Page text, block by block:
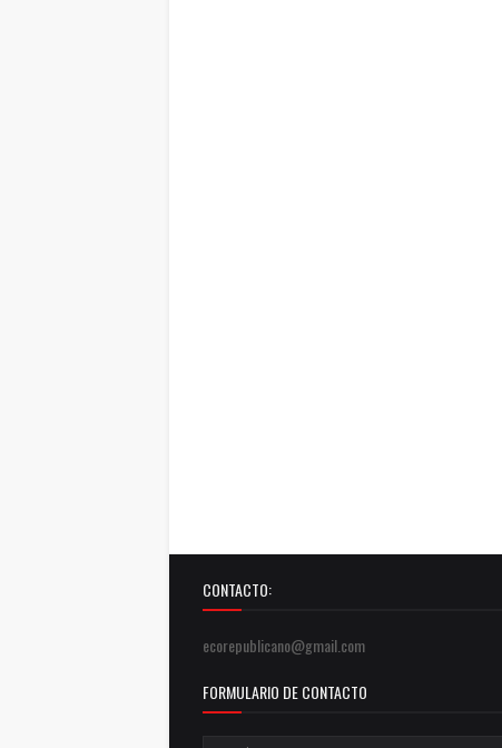
CONTACTO:
ecorepublicano@gmail.com
FORMULARIO DE CONTACTO